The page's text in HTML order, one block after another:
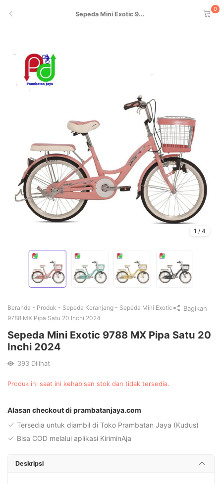
Sepeda Mini Exotic 9...
0
1 / 4
Beranda - Produk - Sepeda Keranjang - Sepeda Mini Exotic
9788 MX Pipa Satu 20 Inchi 2024
Sepeda Mini Exotic 9788 MX Pipa Satu 20
Inchi 2024
393 Dilihat
Produk ini saat ini kehabisan stok dan tidak tersedia.
Alasan checkout di prambatanjaya.com
Tersedia untuk diambil di Toko Prambatan Jaya (Kudus)
Bisa COD melalui aplikasi KiriminAja
Bagikan
Deskripsi